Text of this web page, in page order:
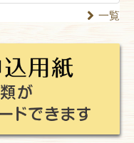
一覧